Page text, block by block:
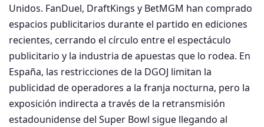
Unidos. FanDuel, DraftKings y BetMGM han comprado
espacios publicitarios durante el partido en ediciones
recientes, cerrando el círculo entre el espectáculo
publicitario y la industria de apuestas que lo rodea. En
España, las restricciones de la DGOJ limitan la
publicidad de operadores a la franja nocturna, pero la
exposición indirecta a través de la retransmisión
estadounidense del Super Bowl sigue llegando al